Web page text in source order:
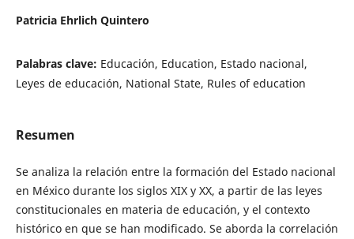
Patricia Ehrlich Quintero
Palabras clave: Educación, Education, Estado nacional,
Leyes de educación, National State, Rules of education
Resumen
Se analiza la relación entre la formación del Estado nacional
en México durante los siglos XIX y XX, a partir de las leyes
constitucionales en materia de educación, y el contexto
histórico en que se han modificado. Se aborda la correlación